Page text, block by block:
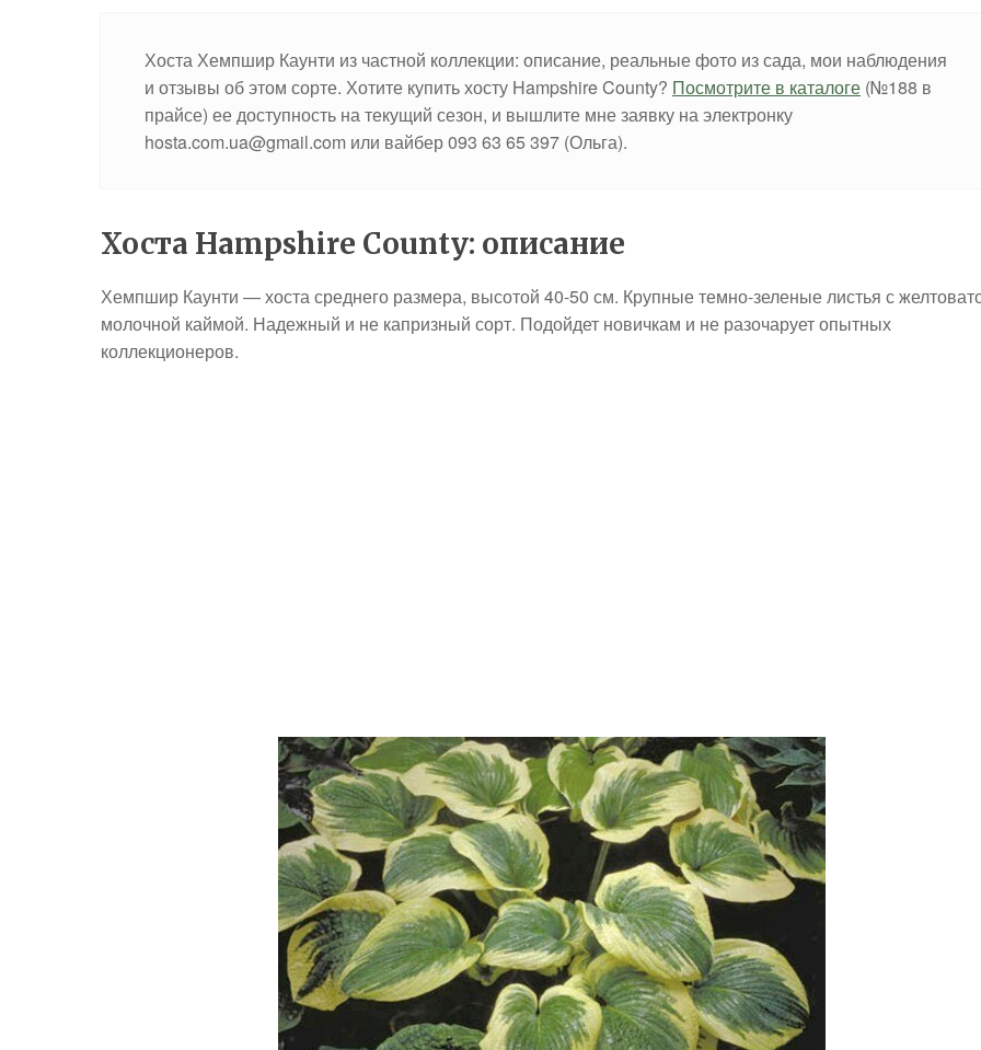
Хоста Хемпшир Каунти из частной коллекции: описание, реальные фото из сада, мои наблюдения
и отзывы об этом сорте. Хотите купить хосту Hampshire County? Посмотрите в каталоге (№188 в
прайсе) ее доступность на текущий сезон, и вышлите мне заявку на электронку
hosta.com.ua@gmail.com или вайбер 093 63 65 397 (Ольга).
Хоста Hampshire County: описание
Хемпшир Каунти — хоста среднего размера, высотой 40-50 см. Крупные темно-зеленые листья с
молочной каймой. Надежный и не капризный сорт. Подойдет новичкам и не разочарует опытных
коллекционеров.